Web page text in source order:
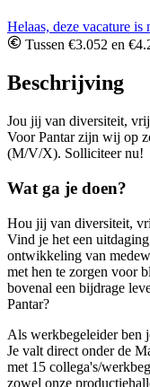
Helaas, deze vacature is
Tussen €3.052 en
Beschrijving
Jou jij van diversiteit,
Voor Pantar zijn wij op
(M/V/X). Solliciteer nu!
Wat ga je doen?
Hou jij van diversiteit,
Vind je het een
ontwikkeling van
met hen te zorgen voor
bovenal een bijdrage
Pantar?
Als werkbegeleider ben
Je valt direct onder de
met 15 collega's/
zowel onze